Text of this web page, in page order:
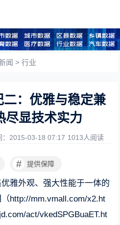
闻 >行业
：优雅与稳定兼
尽显技术实力
：2015-03-18 07:17 1013人阅读
# 提供保障
雅外观、强大性能于一体的
http://mm.vmall.com/x2.ht
act/vkedSPGBuaET.ht